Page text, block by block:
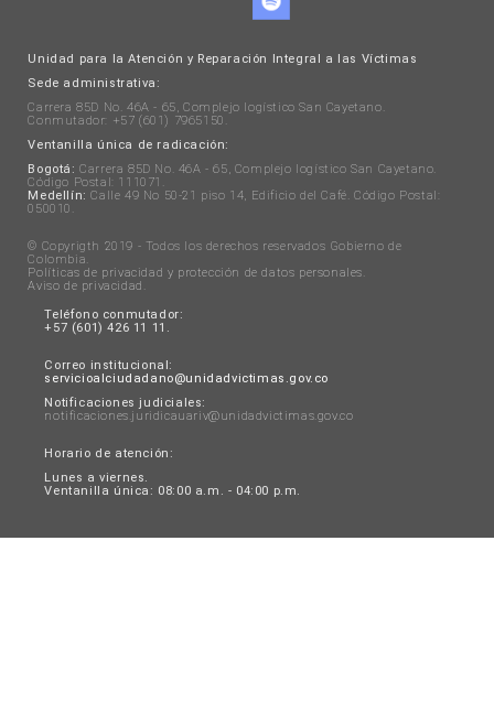
Unidad para la Atención y Reparación Integral a las Víctimas
Sede administrativa:
Carrera 85D No. 46A - 65, Complejo logístico San Cayetano.
Conmutador: +57 (601) 7965150.
Ventanilla única de radicación:
Bogotá: Carrera 85D No. 46A - 65, Complejo logístico San Cayetano.
Código Postal: 111071.
Medellín: Calle 49 No 50-21 piso 14, Edificio del Café. Código Postal:
050010.
© Copyrigth 2019 - Todos los derechos reservados Gobierno de
Colombia.
Políticas de privacidad y protección de datos personales.
Aviso de privacidad .
Teléfono conmutador:
+57 (601) 426 11 11.
Correo institucional:
servicioalciudadano@unidadvictimas.gov.co
Notificaciones judiciales:
notificaciones.juridicauariv@unidadvictimas.gov.co
Horario de atención:
Lunes a viernes.
Ventanilla única: 08:00 a.m. - 04:00 p.m.